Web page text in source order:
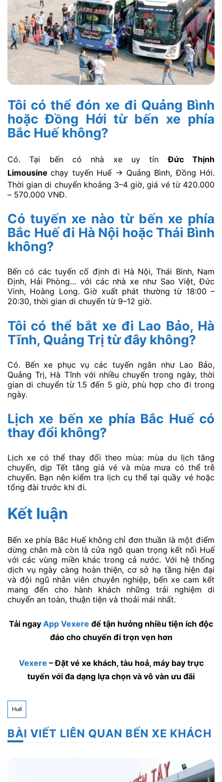
Tôi có thể đón xe đi Quảng Bình
hoặc Đồng Hới từ bến xe phía
Bắc Huế không?
Có. Tại bến có nhà xe uy tínĐức Thịnh
Limousinechạy tuyến Huế → Quảng Bình, Đồng Hới.
Thời gian di chuyển khoảng 3–4 giờ, giá vé từ 420.000
– 570.000 VNĐ.
Có tuyến xe nào từ bến xe phía
Bắc Huế đi Hà Nội hoặc Thái Bình
không?
Bến có các tuyến cố định đi Hà Nội, Thái Bình, Nam
Định, Hải Phòng… với các nhà xe như Sao Việt, Đức
Vinh, Hoàng Long. Giờ xuất phát thường từ 18:00 –
20:30, thời gian di chuyển từ 9–12 giờ.
Tôi có thể bắt xe đi Lao Bảo, Hà
Tĩnh, Quảng Trị từ đây không?
Có. Bến xe phục vụ các tuyến ngắn như Lao Bảo,
Quảng Trị, Hà Tĩnh với nhiều chuyến trong ngày, thời
gian di chuyển từ 1.5 đến 5 giờ, phù hợp cho đi trong
ngày.
Lịch xe bến xe phía Bắc Huế có
thay đổi không?
Lịch xe có thể thay đổi theo mùa: mùa du lịch tăng
chuyến, dịp Tết tăng giá vé và mùa mưa có thể trễ
chuyến. Bạn nên kiểm tra lịch cụ thể tại quầy vé hoặc
tổng đài trước khi đi.
Kết luận
Bến xe phía Bắc Huế không chỉ đơn thuần là một điểm
dừng chân mà còn là cửa ngõ quan trọng kết nối Huế
với các vùng miền khác trong cả nước. Với hệ thống
dịch vụ ngày càng hoàn thiện, cơ sở hạ tầng hiện đại
và đội ngũ nhân viên chuyên nghiệp, bến xe cam kết
mang đến cho hành khách những trải nghiệm di
chuyển an toàn, thuận tiện và thoải mái nhất.
Tải ngay App Vexere để tận hưởng nhiều tiện ích độc
đáo cho chuyến đi trọn vẹn hơn
Vexere – Đặt vé xe khách, tàu hoả, máy bay trực
tuyến với đa dạng lựa chọn và vô vàn ưu đãi
Huế
BÀI VIẾT LIÊN QUAN BẾN XE KHÁCH